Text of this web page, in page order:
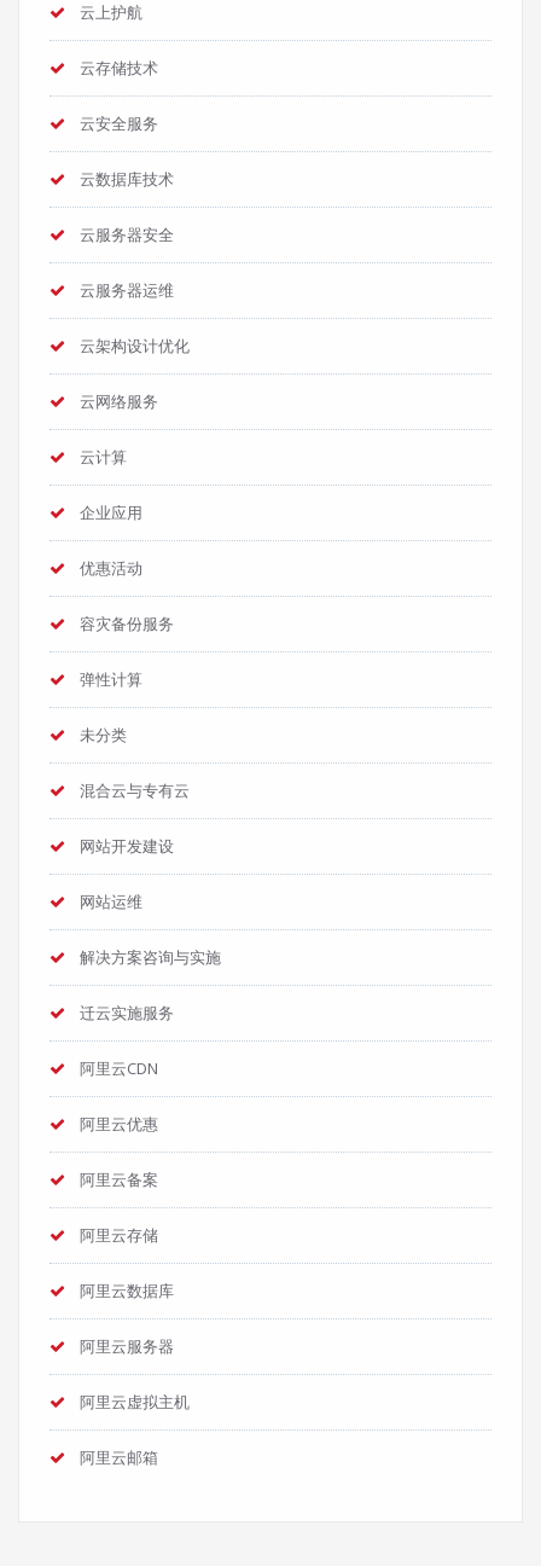
云上护航
云存储技术
云安全服务
云数据库技术
云服务器安全
云服务器运维
云架构设计优化
云网络服务
云计算
企业应用
优惠活动
容灾备份服务
弹性计算
未分类
混合云与专有云
网站开发建设
网站运维
解决方案咨询与实施
迁云实施服务
阿里云CDN
阿里云优惠
阿里云备案
阿里云存储
阿里云数据库
阿里云服务器
阿里云虚拟主机
阿里云邮箱